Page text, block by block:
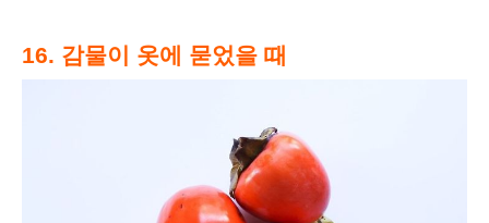
16. 감물이 옷에 묻었을 때